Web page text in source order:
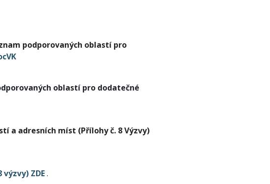
podporovaných oblastí pro
oblastí pro dodatečné
a adresních míst (Přílohy č. 8 Výzvy)
ZDE.